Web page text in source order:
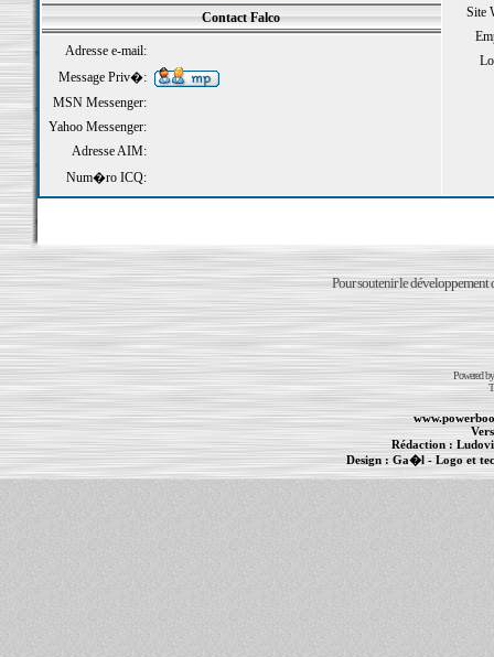
Site
Contact Falco
Adresse e-mail:
Message Priv�:
MSN Messenger:
Yahoo Messenger:
Adresse AIM:
Num�ro ICQ:
Pour soutenir le développement
Powered
Rédaction :
Design : Ga�l- Logo et
MacBook Pro -